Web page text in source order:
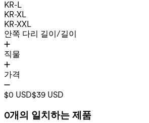
KR-L
KR-XL
KR-XXL
안쪽 다리 길이/길이
직물
가격
$0 USD$39 USD
0개의 일치하는 제품